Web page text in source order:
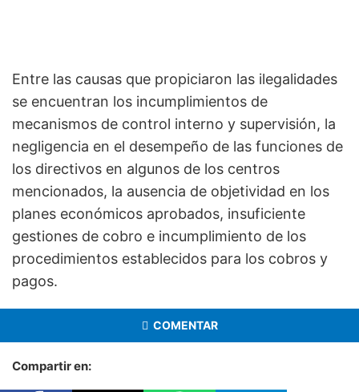
Entre las causas que propiciaron las ilegalidades
se encuentran los incumplimientos de
mecanismos de control interno y supervisión, la
negligencia en el desempeño de las funciones de
los directivos en algunos de los centros
mencionados, la ausencia de objetividad en los
planes económicos aprobados, insuficiente
gestiones de cobro e incumplimiento de los
procedimientos establecidos para los cobros y
pagos.
COMENTAR
Compartir en: